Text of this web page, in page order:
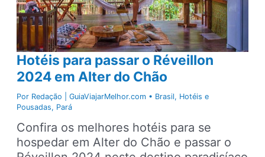
Hotéis para passar o Réveillon
2024 em Alter do Chão
Por Redação | GuiaViajarMelhor.com • Brasil, Hotéis e
Pousadas, Pará
Confira os melhores hotéis para se
hospedar em Alter do Chão e passar o